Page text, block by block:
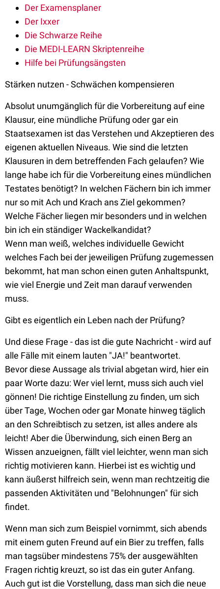
Der Examensplaner
Der Ixxer
Die Schwarze Reihe
Die MEDI-LEARN Skriptenreihe
Hilfe bei Prüfungsängsten
Stärken nutzen - Schwächen kompensieren
Absolut unumgänglich für die Vorbereitung auf eine
Klausur, eine mündliche Prüfung oder gar ein
Staatsexamen ist das Verstehen und Akzeptieren des
eigenen aktuellen Niveaus. Wie sind die letzten
Klausuren in dem betreffenden Fach gelaufen? Wie
lange habe ich für die Vorbereitung eines mündlichen
Testates benötigt? In welchen Fächern bin ich immer
nur so mit Ach und Krach ans Ziel gekommen?
Welche Fächer liegen mir besonders und in welchen
bin ich ein ständiger Wackelkandidat?
Wenn man weiß, welches individuelle Gewicht
welches Fach bei der jeweiligen Prüfung zugemessen
bekommt, hat man schon einen guten Anhaltspunkt,
wie viel Energie und Zeit man darauf verwenden
muss.
Gibt es eigentlich ein Leben nach der Prüfung?
Und diese Frage - das ist die gute Nachricht - wird auf
alle Fälle mit einem lauten "JA!" beantwortet.
Bevor diese Aussage als trivial abgetan wird, hier ein
paar Worte dazu: Wer viel lernt, muss sich auch viel
gönnen! Die richtige Einstellung zu finden, um sich
über Tage, Wochen oder gar Monate hinweg täglich
an den Schreibtisch zu setzen, ist alles andere als
leicht! Aber die Überwindung, sich einen Berg an
Wissen anzueignen, fällt viel leichter, wenn man sich
richtig motivieren kann. Hierbei ist es wichtig und
kann äußerst hilfreich sein, wenn man rechtzeitig die
passenden Aktivitäten und "Belohnungen" für sich
findet.
Wenn man sich zum Beispiel vornimmt, sich abends
mit einem guten Freund auf ein Bier zu treffen, falls
man tagsüber mindestens 75% der ausgewählten
Fragen richtig kreuzt, so ist das ein guter Anfang.
Auch gut ist die Vorstellung, dass man sich die neue